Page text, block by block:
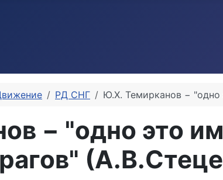
РД СНГ Ю.Х. Темирканов − "одно
− "одно это